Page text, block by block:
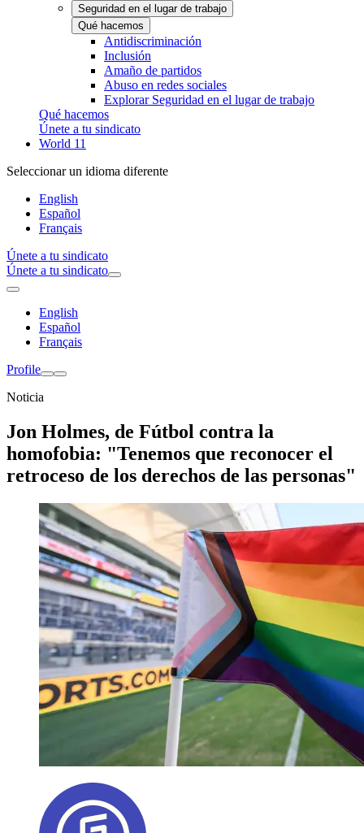
Seguridad en el lugar de trabajo
Qué hacemos
Antidiscriminación
Inclusión
Amaño de partidos
Abuso en redes sociales
Explorar Seguridad en el lugar de trabajo
Qué hacemos
Únete a tu sindicato
World 11
Seleccionar un idioma diferente
English
Español
Français
Únete a tu sindicato
Únete a tu sindicato
English
Español
Français
Profile
Noticia
Jon Holmes, de Fútbol contra la
homofobia: "Tenemos que reconocer el
retroceso de los derechos de las personas"